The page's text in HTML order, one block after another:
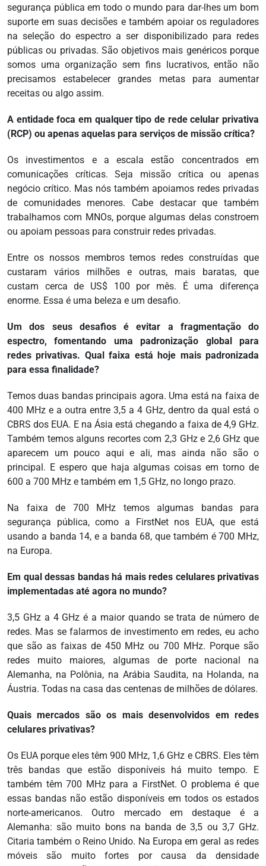
segurança pública em todo o mundo para dar-lhes um bom
suporte em suas decisões e também apoiar os reguladores
na seleção do espectro a ser disponibilizado para redes
públicas ou privadas. São objetivos mais genéricos porque
somos uma organização sem fins lucrativos, então não
precisamos estabelecer grandes metas para aumentar
receitas ou algo assim.
A entidade foca em qualquer tipo de rede celular privativa
(RCP) ou apenas aquelas para serviços de missão crítica?
Os investimentos e a escala estão concentrados em
comunicações críticas. Seja missão crítica ou apenas
negócio crítico. Mas nós também apoiamos redes privadas
de comunidades menores. Cabe destacar que também
trabalhamos com MNOs, porque algumas delas constroem
ou apoiam pessoas para construir redes privadas.
Entre os nossos membros temos redes construídas que
custaram vários milhões e outras, mais baratas, que
custam cerca de US$ 100 por mês. É uma diferença
enorme. Essa é uma beleza e um desafio.
Um dos seus desafios é evitar a fragmentação do
espectro, fomentando uma padronização global para
redes privativas. Qual faixa está hoje mais padronizada
para essa finalidade?
Temos duas bandas principais agora. Uma está na faixa de
400 MHz e a outra entre 3,5 a 4 GHz, dentro da qual está o
CBRS dos EUA. E na Ásia está chegando a faixa de 4,9 GHz.
Também temos alguns recortes com 2,3 GHz e 2,6 GHz que
aparecem um pouco aqui e ali, mas ainda não são o
principal. E espero que haja algumas coisas em torno de
600 a 700 MHz e também em 1,5 GHz, no longo prazo.
Na faixa de 700 MHz temos algumas bandas para
segurança pública, como a FirstNet nos EUA, que está
usando a banda 14, e a banda 68, que também é 700 MHz,
na Europa.
Em qual dessas bandas há mais redes celulares privativas
implementadas até agora no mundo?
3,5 GHz a 4 GHz é a maior quando se trata de número de
redes. Mas se falarmos de investimento em redes, eu acho
que são as faixas de 450 MHz ou 700 MHz. Porque são
redes muito maiores, algumas de porte nacional na
Alemanha, na Polônia, na Arábia Saudita, na Holanda, na
Áustria. Todas na casa das centenas de milhões de dólares.
Quais mercados são os mais desenvolvidos em redes
celulares privativas?
Os EUA porque eles têm 900 MHz, 1,6 GHz e CBRS. Eles têm
três bandas que estão disponíveis há muito tempo. E
também têm 700 MHz para a FirstNet. O problema é que
essas bandas não estão disponíveis em todos os estados
norte-americanos. Outro mercado em destaque é a
Alemanha: são muito bons na banda de 3,5 ou 3,7 GHz.
Citaria também o Reino Unido. Na Europa em geral as redes
móveis são muito fortes por causa da densidade